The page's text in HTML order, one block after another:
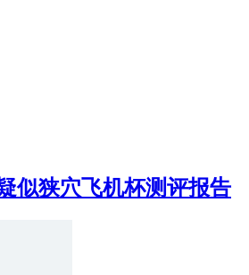
似狭穴飞机杯测评报告